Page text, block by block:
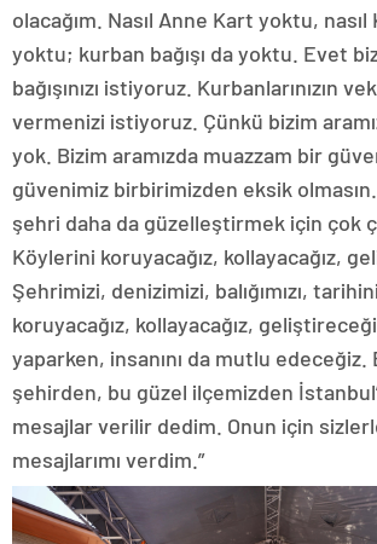
olacağım. Nasıl Anne Kart yoktu,
yoktu; kurban bağışı da yoktu. Evet
bağışınızı istiyoruz. Kurbanlarınızın
vermenizi istiyoruz. Çünkü bizim
yok. Bizim aramızda muazzam bir
güvenimiz birbirimizden eksik
şehri daha da güzelleştirmek için çok
Köylerini koruyacağız, kollayacağız,
Şehrimizi, denizimizi, balığımızı,
koruyacağız, kollayacağız,
yaparken, insanını da mutlu edeceğiz.
şehirden, bu güzel ilçemizden
mesajlar verilir dedim. Onun için
mesajlarımı verdim.”